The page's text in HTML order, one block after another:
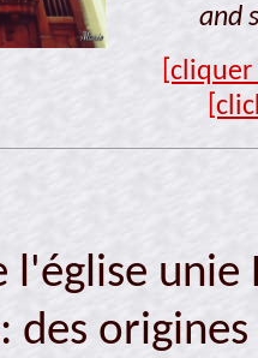
and
l'église
des